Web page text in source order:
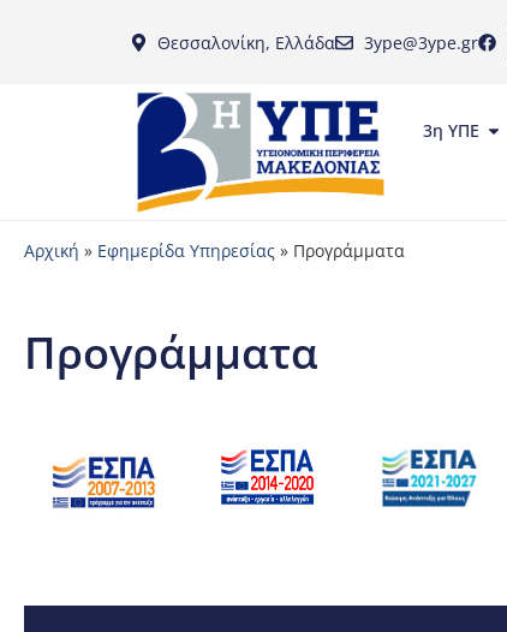
Θεσσαλονίκη, Ελλάδα 3ype@3ype.gr
3η ΥΠΕ
Αρχική » Εφημερίδα Υπηρεσίας » Προγράμματα
Προγράμματα